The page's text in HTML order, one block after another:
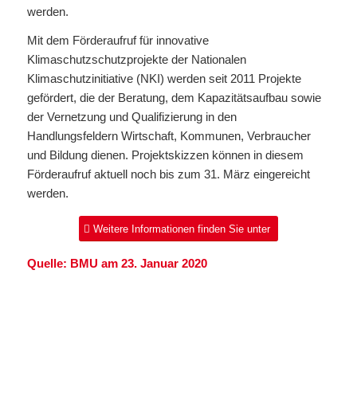
werden.
Mit dem Förderaufruf für innovative
Klimaschutzschutzprojekte der Nationalen
Klimaschutzinitiative (NKI) werden seit 2011 Projekte
gefördert, die der Beratung, dem Kapazitätsaufbau sowie
der Vernetzung und Qualifizierung in den
Handlungsfeldern Wirtschaft, Kommunen, Verbraucher
und Bildung dienen. Projektskizzen können in diesem
Förderaufruf aktuell noch bis zum 31. März eingereicht
werden.
Weitere Informationen finden Sie unter
Quelle: BMU am 23. Januar 2020